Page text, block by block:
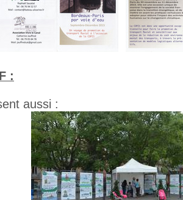
:
aussi :